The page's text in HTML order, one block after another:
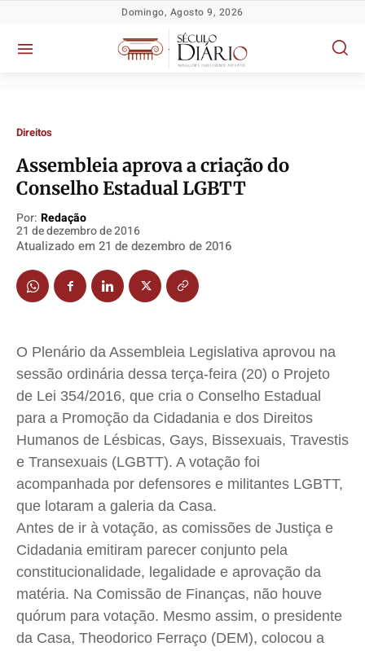
Política
Socioeconômicas
TV Século
Educação
Saúde
Economia
Cultura
Colunas
Caetano Roque
Jr Mignone (in memorian)
Wanda Sily
Publicidade Legal
Política
Socioeconômicas
TV Século
Educação
Saúde
Economia
Cultura
Colunas
Caetano Roque
Jr Mignone (in memorian)
Wanda Sily
Publicidade Legal
Política
Socioeconômicas
TV Século
Educação
Saúde
Economia
Cultura
Colunas
Caetano Roque
Jr Mignone (in memorian)
Wanda Sily
Publicidade Legal
Política
Socioeconômicas
TV Século
Educação
Saúde
Economia
Cultura
Colunas
Caetano Roque
Jr Mignone (in memorian)
Wanda Sily
Publicidade Legal
Domingo, Agosto 9, 2026
Direitos
Assembleia aprova a criação do
Conselho Estadual LGBTT
Por: Redação
21 de dezembro de 2016
Atualizado em 21 de dezembro de 2016
O Plenário da Assembleia Legislativa aprovou na
sessão ordinária dessa terça-feira (20) o Projeto
de Lei 354/2016, que cria o Conselho Estadual
para a Promoção da Cidadania e dos Direitos
Humanos de Lésbicas, Gays, Bissexuais, Travestis
e Transexuais (LGBTT). A votação foi
acompanhada por defensores e militantes LGBTT,
que lotaram a galeria da Casa.
Antes de ir à votação, as comissões de Justiça e
Cidadania emitiram parecer conjunto pela
constitucionalidade, legalidade e aprovação da
matéria. Na Comissão de Finanças, não houve
quórum para votação. Mesmo assim, o presidente
da Casa, Theodorico Ferraço (DEM), colocou a